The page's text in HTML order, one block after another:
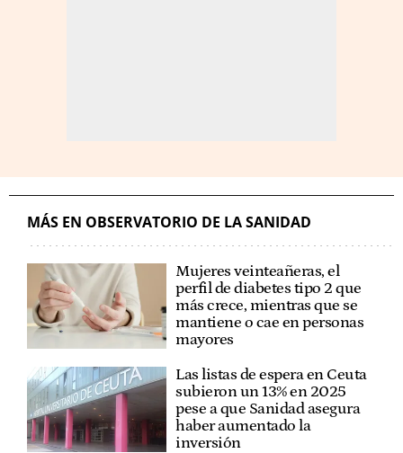
MÁS EN OBSERVATORIO DE LA SANIDAD
Mujeres veinteañeras, el
perfil de diabetes tipo 2 que
más crece, mientras que se
mantiene o cae en personas
mayores
Las listas de espera en Ceuta
subieron un 13% en 2025
pese a que Sanidad asegura
haber aumentado la
inversión